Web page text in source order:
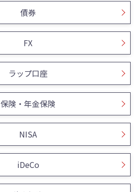
債券
FX
ラップ口座
保険・年金保険
NISA
iDeCo